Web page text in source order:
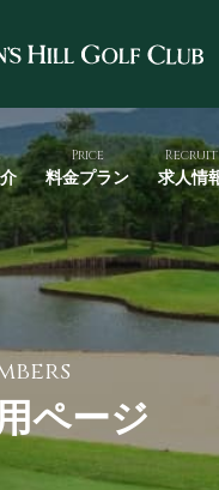
Price
料金プラン
Recruit
求人情
ページ